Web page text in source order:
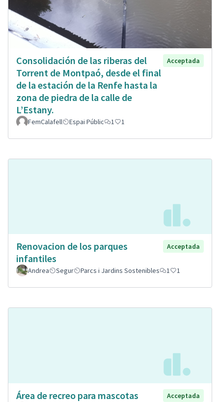
Consolidación de las riberas del
Torrent de Montpaó, desde el final
de la estación de la Renfe hasta la
zona de piedra de la calle de
L’Estany.
Acceptada
FemCalafell Espai Públic 1 1
Renovacion de los parques
infantiles
Acceptada
Andrea Segur Parcs i Jardins Sostenibles 1 1
Área de recreo para mascotas
Acceptada